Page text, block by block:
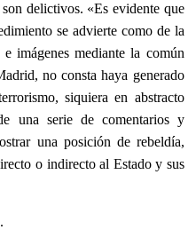
delictivos. «Es evidente que
se advierte como de la
imágenes mediante la común
no consta haya generado
siquiera en abstracto
una serie de comentarios y
una posición de rebeldía,
o indirecto al Estado y sus